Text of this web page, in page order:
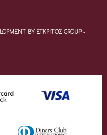
BY ΕΓΚΡΙΤΟΣ GROUP -